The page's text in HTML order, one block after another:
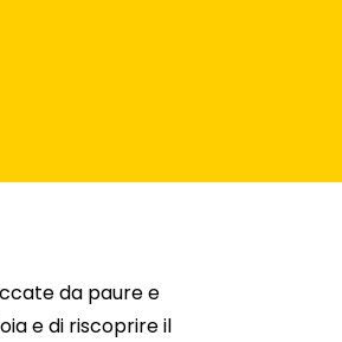
da paure e
e di riscoprire il